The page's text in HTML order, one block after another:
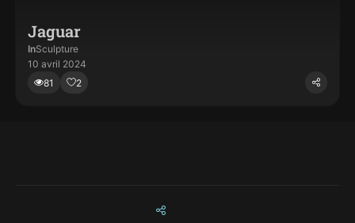
Jaguar
InSculpture
10 avril 2024
81
2